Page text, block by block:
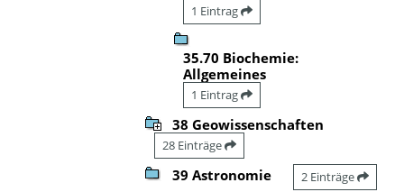
1 Eintrag
35.70 Biochemie:
Allgemeines
1 Eintrag
38 Geowissenschaften
28 Einträge
39 Astronomie 2 Einträge